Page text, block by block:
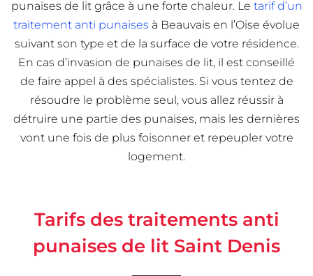
punaises de lit grâce à une forte chaleur. Le tarif d’un
traitement anti punaises à Beauvais en l’Oise évolue
suivant son type et de la surface de votre résidence.
En cas d’invasion de punaises de lit, il est conseillé
de faire appel à des spécialistes. Si vous tentez de
résoudre le problème seul, vous allez réussir à
détruire une partie des punaises, mais les dernières
vont une fois de plus foisonner et repeupler votre
logement.
Tarifs des traitements anti
punaises de lit Saint Denis